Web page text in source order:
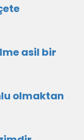
asil bir
olmaktan